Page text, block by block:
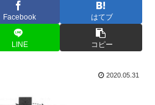
Facebook はてブ
LINE コピー
2020.05.31